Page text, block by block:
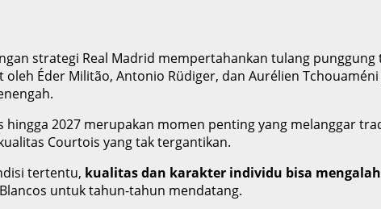
strategi Real Madrid mempertahankan tulang
Éder Militão, Antonio Rüdiger, dan Aurélien
2027 merupakan momen penting yang melanggar
Courtois yang tak tergantikan.
tertentu, kualitas dan karakter individu bisa
untuk tahun-tahun mendatang.